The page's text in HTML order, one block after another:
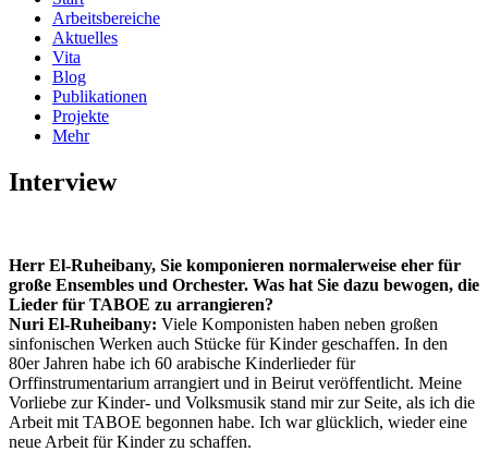
Arbeitsbereiche
Aktuelles
Vita
Blog
Publikationen
Projekte
Mehr
Interview
Herr El-Ruheibany, Sie komponieren normalerweise eher für
große Ensembles und Orchester. Was hat Sie dazu bewogen, die
Lieder für TABOE zu arrangieren?
Nuri El-Ruheibany: Viele Komponisten haben neben großen
sinfonischen Werken auch Stücke für Kinder geschaffen. In den
80er Jahren habe ich 60 arabische Kinderlieder für
Orffinstrumentarium arrangiert und in Beirut veröffentlicht. Meine
Vorliebe zur Kinder- und Volksmusik stand mir zur Seite, als ich die
Arbeit mit TABOE begonnen habe. Ich war glücklich, wieder eine
neue Arbeit für Kinder zu schaffen.